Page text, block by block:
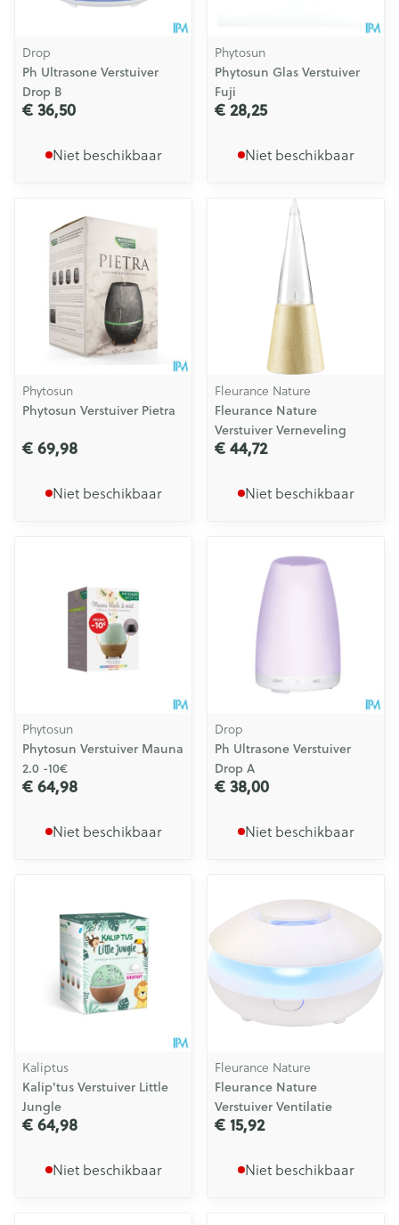
Drop
Ph Ultrasone Verstuiver
Drop B
€ 36,50
Niet beschikbaar
Phytosun
Phytosun Glas Verstuiver
Fuji
€ 28,25
Niet beschikbaar
Phytosun
Phytosun Verstuiver Pietra
€ 69,98
Niet beschikbaar
Fleurance Nature
Fleurance Nature
Verstuiver Verneveling
€ 44,72
Niet beschikbaar
Phytosun
Phytosun Verstuiver Mauna
2.0 -10€
€ 64,98
Niet beschikbaar
Drop
Ph Ultrasone Verstuiver
Drop A
€ 38,00
Niet beschikbaar
Kaliptus
Kalip'tus Verstuiver Little
Jungle
€ 64,98
Niet beschikbaar
Fleurance Nature
Fleurance Nature
Verstuiver Ventilatie
€ 15,92
Niet beschikbaar